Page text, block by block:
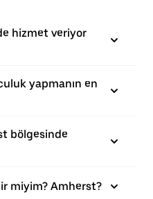
hizmet veriyor
yapmanın en
bölgesinde
miyim? Amherst?